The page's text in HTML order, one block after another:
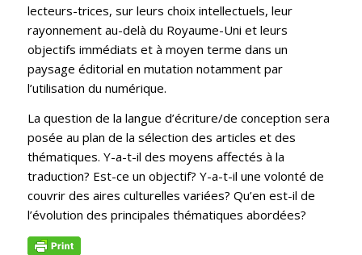
lecteurs-trices, sur leurs choix intellectuels, leur
rayonnement au-delà du Royaume-Uni et leurs
objectifs immédiats et à moyen terme dans un
paysage éditorial en mutation notamment par
l’utilisation du numérique.
La question de la langue d’écriture/de conception sera
posée au plan de la sélection des articles et des
thématiques. Y-a-t-il des moyens affectés à la
traduction? Est-ce un objectif? Y-a-t-il une volonté de
couvrir des aires culturelles variées? Qu’en est-il de
l’évolution des principales thématiques abordées?